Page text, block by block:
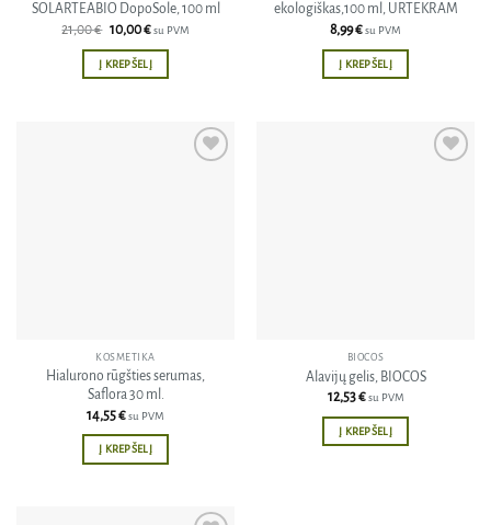
SOLARTEABIO DopoSole, 100 ml
21,00€ Original
was:
21,00 €.
10,00€Current
is:
10,00 €.
su PVM
Į KREPŠELĮ
ekologiškas,100 ml, URTEKRAM
8,99€su PVM
Į KREPŠELĮ
KOSMETIKA
Hialurono rūgšties serumas,
Saflora 30 ml.
14,55€su PVM
Į KREPŠELĮ
BIOCOS
Alavijų gelis, BIOCOS
12,53€ su PVM
Į KREPŠELĮ